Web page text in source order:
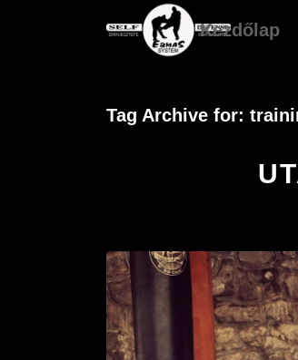
Kezdőlap
Tag Archive for: